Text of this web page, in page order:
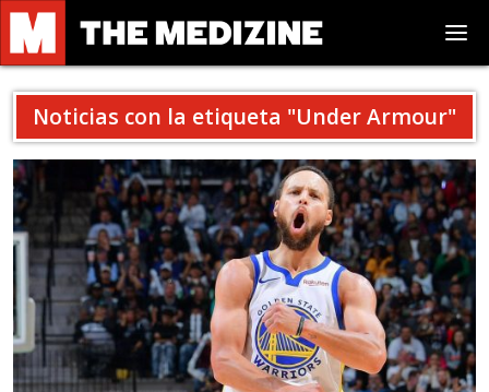
Noticias con la etiqueta "Under Armour"